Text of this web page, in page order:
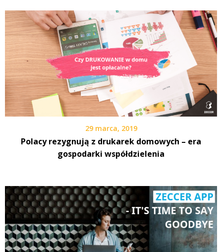
29 marca, 2019
Polacy rezygnują z drukarek domowych – era
gospodarki współdzielenia